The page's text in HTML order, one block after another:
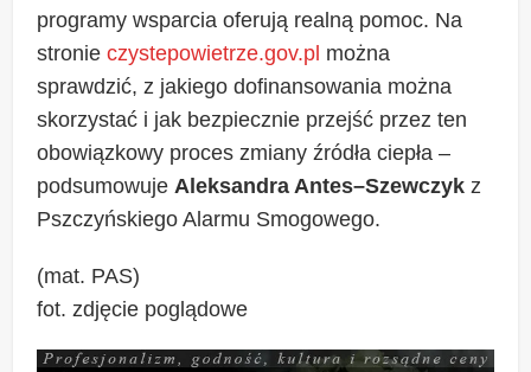
programy wsparcia oferują realną pomoc. Na
stronieczystepowietrze.gov.pl można
sprawdzić, z jakiego dofinansowania można
skorzystać i jak bezpiecznie przejść przez ten
obowiązkowy proces zmiany źródła ciepła –
podsumowuje Aleksandra Antes–Szewczyk z
Pszczyńskiego Alarmu Smogowego.
(mat. PAS)
fot. zdjęcie poglądowe